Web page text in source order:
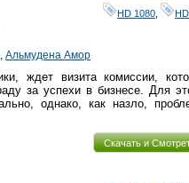
HD 1080
Альмудена Амор
ждет визита комиссии,
за успехи в бизнесе. Для
однако, как назло,
Скачать и